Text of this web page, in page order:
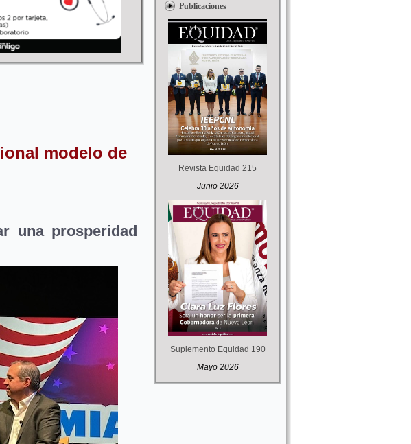
modelo de
una prosperidad
Publicaciones
Revista Equidad 215
Junio 2026
Suplemento Equidad 190
Mayo 2026